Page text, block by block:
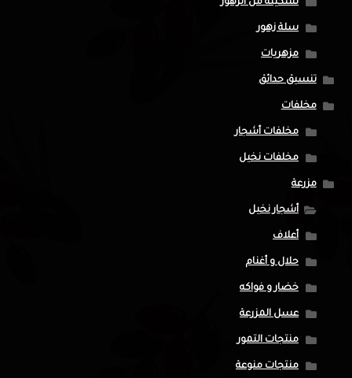
سلة زهور
مزهريات
تنسيق حدائق
مخلفات
مخلفات أشجار
مخلفات نخيل
مزرعة
أشجار نخيل
أعلاف
حلال و أغنام
خضار و فواكه
عسل المزرعة
منتجات التمور
منتجات منوعة